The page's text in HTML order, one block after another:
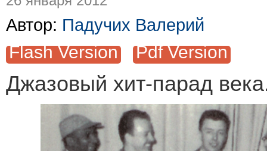
Автор: Падучих Валерий
Flash Version Pdf Version
Джазовый хит-парад